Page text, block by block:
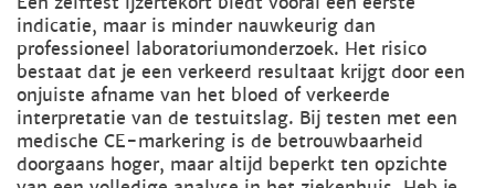
indicatie, maar is minder nauwkeurig dan
professioneel laboratoriumonderzoek. Het risico
bestaat dat je een verkeerd resultaat krijgt door een
onjuiste afname van het bloed of verkeerde
interpretatie van de testuitslag. Bij testen met een
medische CE-markering is de betrouwbaarheid
doorgaans hoger, maar altijd beperkt ten opzichte